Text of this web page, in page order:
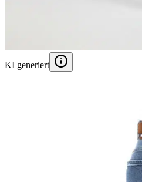
KI generiert